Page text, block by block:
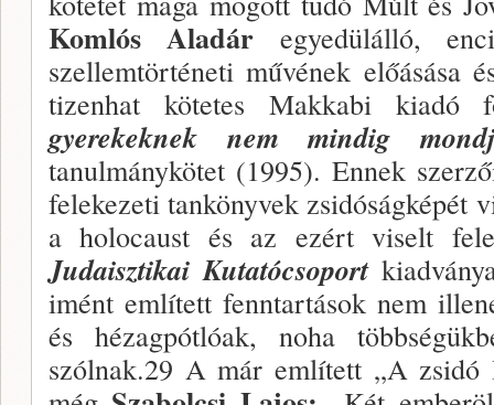
Komlós Aladár egyedülálló,
szellemtörténeti művének
tizen­hat kötetes Makkabi
gyerekeknek nem mindig
tanulmánykötet (1995). Ennek
felekezeti tankönyvek zsidóságképét
a holocaust és az ezért viselt
Judaisztikai Kutatócsoport
imént említett fenntar­tások nem
és hézagpótlóak, noha
szólnak.29 A már említett „A zsidó